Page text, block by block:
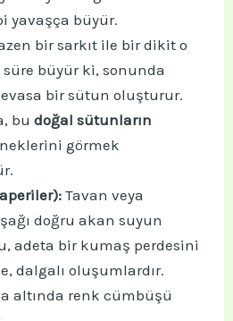
yavaşça büyür.
bir sarkıt ile bir dikit o
büyür ki, sonunda
bir sütun oluşturur.
budoğal sütunların
görmek
Tavan veya
doğru akan suyun
adeta bir kumaş perdesini
dalgalı oluşumlardır.
altında renk cümbüşü